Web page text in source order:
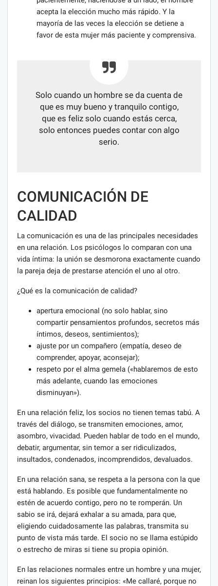
acepta la elección mucho más rápido. Y la
mayoría de las veces la elección se detiene a
favor de esta mujer más paciente y comprensiva.
Solo cuando un hombre se da cuenta de
que es muy bueno y tranquilo contigo,
que es feliz solo cuando estás cerca,
solo entonces puedes contar con algo
serio.
COMUNICACIÓN DE
CALIDAD
La comunicación es una de las principales necesidades
en una relación. Los psicólogos lo comparan con una
vida íntima: la unión se desmorona exactamente cuando
la pareja deja de prestarse atención el uno al otro.
¿Qué es la comunicación de calidad?
apertura emocional (no solo hablar, sino
compartir pensamientos profundos, secretos más
íntimos, deseos, sentimientos);
ajuste por un compañero (empatía, deseo de
comprender, apoyar, aconsejar);
respeto por el alma gemela («hablaremos de esto
más adelante, cuando las emociones
disminuyan»).
En una relación feliz, los socios no tienen temas tabú. A
través del diálogo, se transmiten emociones, amor,
asombro, vivacidad. Pueden hablar de todo en el mundo,
debatir, argumentar, sin temor a ser ridiculizados,
insultados, condenados, incomprendidos, devaluados.
En una relación sana, se respeta a la persona con la que
está hablando. Es posible que fundamentalmente no
estén de acuerdo contigo, pero no te romperán. Un
sabio se irá, dejará exhalar a su amada, para que,
eligiendo cuidadosamente las palabras, transmita su
punto de vista más tarde. El socio no se llama estúpido
o estrecho de miras si tiene su propia opinión.
En las relaciones normales entre un hombre y una mujer,
reinan los siguientes principios: «Me callaré, porque no